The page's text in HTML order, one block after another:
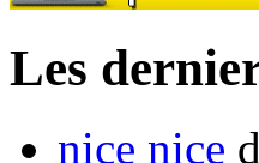
Les
nice nice